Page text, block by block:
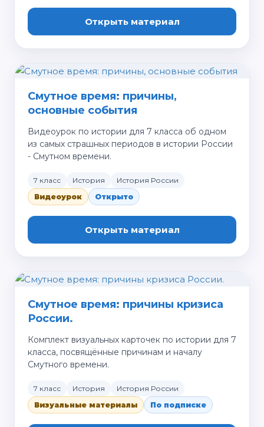
Открыть материал
Смутное время: причины,
основные события
Видеоурок по истории для 7 класса об одном
из самых страшных периодов в истории России
- Смутном времени.
7 класс История
История России
Видеоурок
Открыто
Открыть материал
Смутное время: причины кризиса
России.
Комплект визуальных карточек по истории для 7
класса, посвящённые причинам и началу
Смутного времени.
7 класс История
История России
Визуальные материалы
По подписке